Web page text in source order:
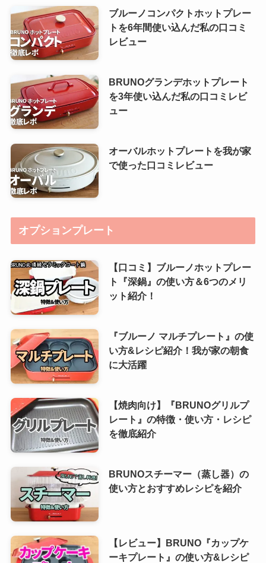
ブルーノコンパクトホットプレー
トを6年間使い込んだ私の口コミ
レビュー
BRUNOグランデホットプレート
を3年使い込んだ私の口コミレビ
ュー
オーバルホットプレートを我が家
で使った口コミレビュー
オプションプレート
【口コミ】ブルーノホットプレー
ト『深鍋』の使い方＆6つのメリ
ット紹介！
『ブルーノ マルチプレート』の使
い方&レシピ紹介！我が家の朝食
に大活躍
【焼肉向け】『BRUNOグリルプ
レート』の特徴・使い方・レシピ
を徹底紹介
BRUNOスチーマー（蒸し器）の
使い方とおすすめレシピを紹介
【レビュー】BRUNO『カップケ
ーキプレート』の使い方&レシピ